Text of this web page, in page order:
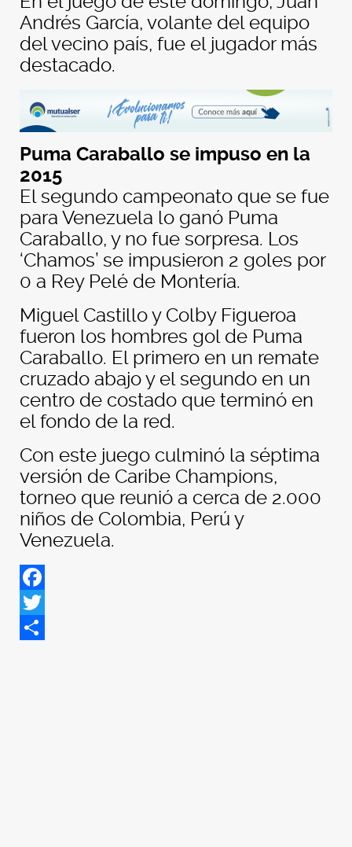
Andrés García, volante del equipo
del vecino país, fue el jugador más
destacado.
Puma Caraballo se impuso en la
2015
El segundo campeonato que se fue
para Venezuela lo ganó Puma
Caraballo, y no fue sorpresa. Los
‘Chamos’ se impusieron 2 goles por
0 a Rey Pelé de Montería.
Miguel Castillo y Colby Figueroa
fueron los hombres gol de Puma
Caraballo. El primero en un remate
cruzado abajo y el segundo en un
centro de costado que terminó en
el fondo de la red.
Con este juego culminó la séptima
versión de Caribe Champions,
torneo que reunió a cerca de 2.000
niños de Colombia, Perú y
Venezuela.
Facebook
Twitter